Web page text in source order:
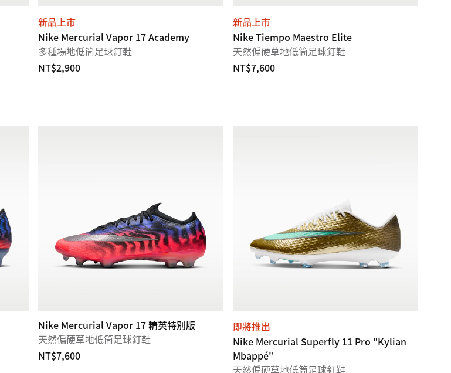
新品上市
Nike Mercurial Vapor 17 Academy
多種場地低筒足球釘鞋
NT$2,900
新品上市
Nike Tiempo Maestro Elite
天然偏硬草地低筒足球釘鞋
NT$7,600
Nike Mercurial Vapor 17 精英特別版
天然偏硬草地低筒足球釘鞋
NT$7,600
即將推出
Nike Mercurial Superfly 11 Pro "Kylian
Mbappé"
天然偏硬草地低筒足球釘鞋